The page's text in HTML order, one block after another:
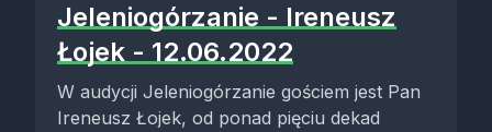
Jeleniogórzanie - Ireneusz
Łojek - 12.06.2022
W audycji Jeleniogórzanie gościem jest Pan
Ireneusz Łojek, od ponad pięciu dekad